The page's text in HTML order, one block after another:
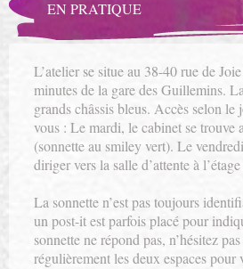
EN PRATIQUE
L’atelier se situe au 38-40 rue de
minutes de la gare des Guillemins.
grands châssis bleus. Accès selon le
vous : Le mardi, le cabinet se trouve
(sonnette au smiley vert). Le
diriger vers la salle d’attente à
La sonnette n’est pas toujours
un post-it est parfois placé pour
sonnette ne répond pas, n’hésitez
régulièrement les deux espaces pour